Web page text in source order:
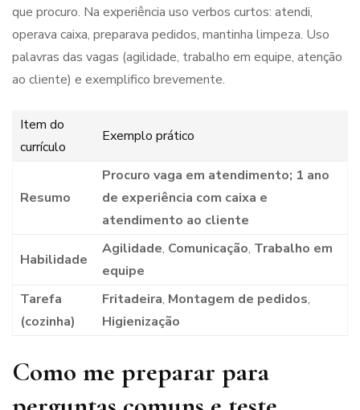
que procuro. Na experiência uso verbos curtos: atendi,
operava caixa, preparava pedidos, mantinha limpeza. Uso
palavras das vagas (agilidade, trabalho em equipe, atenção
ao cliente) e exemplifico brevemente.
Item do
currículo
Exemplo prático
Resumo
Procuro vaga em atendimento; 1 ano
de experiência com caixa e
atendimento ao cliente
Habilidade
Agilidade, Comunicação, Trabalho em
equipe
Tarefa
(cozinha)
Fritadeira, Montagem de pedidos,
Higienização
Como me preparar para